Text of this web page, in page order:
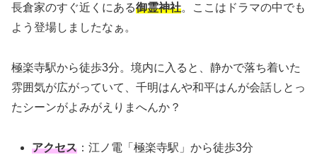
長倉家のすぐ近くにある御霊神社。ここはドラマの中でも
よう登場しましたなぁ。
極楽寺駅から徒歩3分。境内に入ると、静かで落ち着いた
雰囲気が広がっていて、千明はんや和平はんが会話しとっ
たシーンがよみがえりまへんか？
アクセス ：江ノ電「極楽寺駅」から徒歩3分